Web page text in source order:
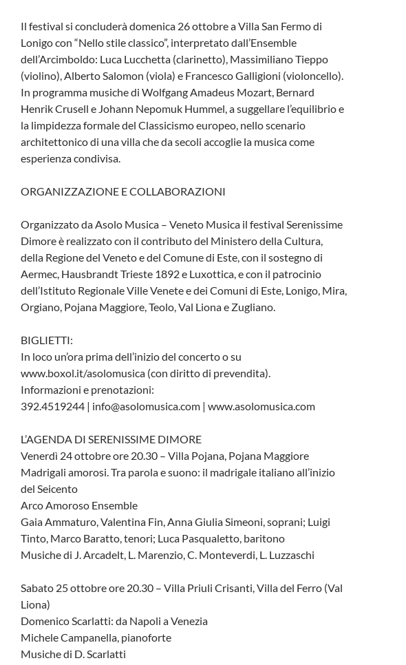
Il festival si concluderà domenica 26 ottobre a Villa San Fermo di
Lonigo con “Nello stile classico”, interpretato dall’Ensemble
dell’Arcimboldo: Luca Lucchetta (clarinetto), Massimiliano Tieppo
(violino), Alberto Salomon (viola) e Francesco Galligioni (violoncello).
In programma musiche di Wolfgang Amadeus Mozart, Bernard
Henrik Crusell e Johann Nepomuk Hummel, a suggellare l’equilibrio e
la limpidezza formale del Classicismo europeo, nello scenario
architettonico di una villa che da secoli accoglie la musica come
esperienza condivisa.
ORGANIZZAZIONE E COLLABORAZIONI
Organizzato da Asolo Musica – Veneto Musica il festival Serenissime
Dimore è realizzato con il contributo del Ministero della Cultura,
della Regione del Veneto e del Comune di Este, con il sostegno di
Aermec, Hausbrandt Trieste 1892 e Luxottica, e con il patrocinio
dell’Istituto Regionale Ville Venete e dei Comuni di Este, Lonigo, Mira,
Orgiano, Pojana Maggiore, Teolo, Val Liona e Zugliano.
BIGLIETTI:
In loco un’ora prima dell’inizio del concerto o su
www.boxol.it/asolomusica (con diritto di prevendita).
Informazioni e prenotazioni:
392.4519244 | info@asolomusica.com | www.asolomusica.com
L’AGENDA DI SERENISSIME DIMORE
Venerdì 24 ottobre ore 20.30 – Villa Pojana, Pojana Maggiore
Madrigali amorosi. Tra parola e suono: il madrigale italiano all’inizio
del Seicento
Arco Amoroso Ensemble
Gaia Ammaturo, Valentina Fin, Anna Giulia Simeoni, soprani; Luigi
Tinto, Marco Baratto, tenori; Luca Pasqualetto, baritono
Musiche di J. Arcadelt, L. Marenzio, C. Monteverdi, L. Luzzaschi
Sabato 25 ottobre ore 20.30 – Villa Priuli Crisanti, Villa del Ferro (Val
Liona)
Domenico Scarlatti: da Napoli a Venezia
Michele Campanella, pianoforte
Musiche di D. Scarlatti